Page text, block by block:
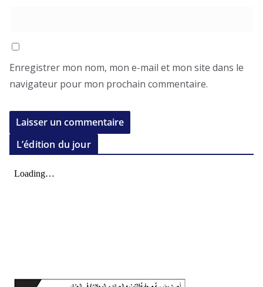
Enregistrer mon nom, mon e-mail et mon site dans le
navigateur pour mon prochain commentaire.
L’édition du jour